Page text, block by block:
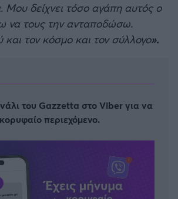
Μου δείχνει τόσο αγάπη αυτός ο
να τους την ανταποδώσω.
τον κόσμο και τον σύλλογο».
του Gazzetta στο Viber για να
περιεχόμενο.